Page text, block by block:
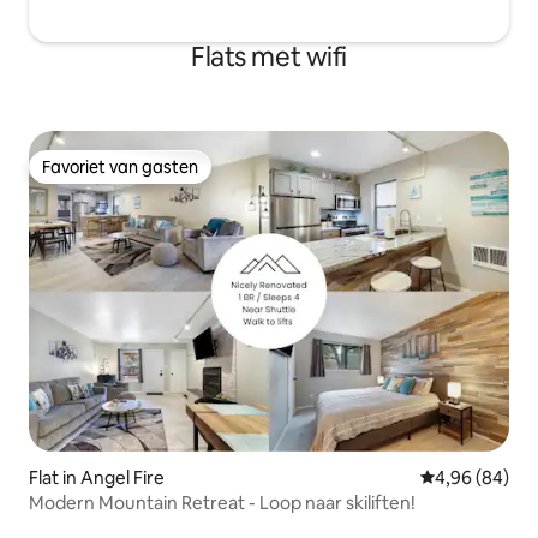
Flats met wifi
Favoriet van gasten
Favoriet van gasten
Flat in Angel Fire Gemiddelde
4,96 (84)
Modern Mountain Retreat - Loop naar skiliften!